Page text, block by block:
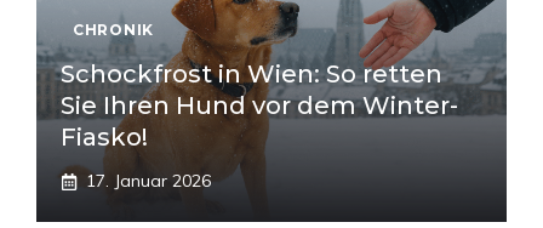
CHRONIK
Schockfrost in Wien: So retten
Sie Ihren Hund vor dem Winter-
Fiasko!
17. Januar 2026